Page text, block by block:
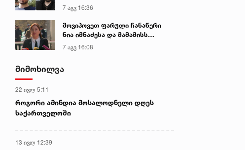
ადამიანისთვის ინფორმაციის
მიწოდება, რომ მასწავლებელი
სექსუალურად ავიწროებდა,
ფაქტობრივად, წაქეზება იყო -
7 აგვ 16:36
მოვიპოვეთ ფარული ჩანაწერი
ნია იმნაძესა და მამამისს
შორის, განიხილავდნენ, როგორ
ჩაიდინა გაბაშვილმა დანაშაული
არასწორად მოიქცა, თუმცა
ეპოქაში სხვანაირად ხდება -
პროკურორი
7 აგვ 16:08
მიმოხილვა
22 ივლ 5:11
როგორი ამინდია მოსალოდნელი დღეს
საქართველოში
13 ივლ 12:39